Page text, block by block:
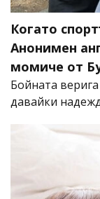
Когато
Анонимен
момиче от
Бойната
давайки